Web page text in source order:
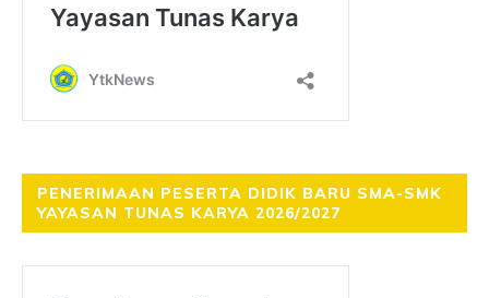
PENERIMAAN PESERTA DIDIK BARU SMA-SMK
YAYASAN TUNAS KARYA 2026/2027